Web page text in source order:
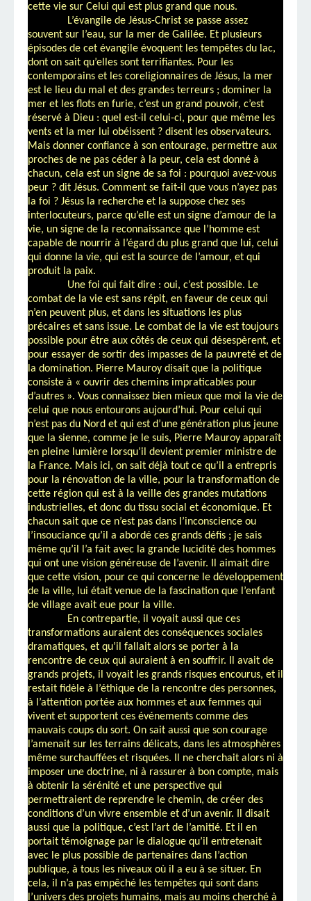
cette vie sur Celui qui est plus grand que nous.
L’évangile de Jésus-Christ se passe assez
souvent sur l’eau, sur la mer de Galilée. Et plusieurs
épisodes de cet évangile évoquent les tempêtes du lac,
dont on sait qu’elles sont terrifiantes. Pour les
contemporains et les coreligionnaires de Jésus, la mer
est le lieu du mal et des grandes terreurs ; dominer la
mer et les flots en furie, c’est un grand pouvoir, c’est
réservé à Dieu : quel est-il celui-ci, pour que même les
vents et la mer lui obéissent ? disent les observateurs.
Mais donner confiance à son entourage, permettre aux
proches de ne pas céder à la peur, cela est donné à
chacun, cela est un signe de sa foi : pourquoi avez-vous
peur ? dit Jésus. Comment se fait-il que vous n’ayez pas
la foi ? Jésus la recherche et la suppose chez ses
interlocuteurs, parce qu’elle est un signe d’amour de la
vie, un signe de la reconnaissance que l’homme est
capable de nourrir à l’égard du plus grand que lui, celui
qui donne la vie, qui est la source de l’amour, et qui
produit la paix.
Une foi qui fait dire : oui, c’est possible. Le
combat de la vie est sans répit, en faveur de ceux qui
n’en peuvent plus, et dans les situations les plus
précaires et sans issue. Le combat de la vie est toujours
possible pour être aux côtés de ceux qui désespèrent, et
pour essayer de sortir des impasses de la pauvreté et de
la domination. Pierre Mauroy disait que la politique
consiste à « ouvrir des chemins impraticables pour
d’autres ». Vous connaissez bien mieux que moi la vie de
celui que nous entourons aujourd’hui. Pour celui qui
n’est pas du Nord et qui est d’une génération plus jeune
que la sienne, comme je le suis, Pierre Mauroy apparaît
en pleine lumière lorsqu’il devient premier ministre de
la France. Mais ici, on sait déjà tout ce qu’il a entrepris
pour la rénovation de la ville, pour la transformation de
cette région qui est à la veille des grandes mutations
industrielles, et donc du tissu social et économique. Et
chacun sait que ce n’est pas dans l’inconscience ou
l’insouciance qu’il a abordé ces grands défis ; je sais
même qu’il l’a fait avec la grande lucidité des hommes
qui ont une vision généreuse de l’avenir. Il aimait dire
que cette vision, pour ce qui concerne le développement
de la ville, lui était venue de la fascination que l’enfant
de village avait eue pour la ville.
En contrepartie, il voyait aussi que ces
transformations auraient des conséquences sociales
dramatiques, et qu’il fallait alors se porter à la
rencontre de ceux qui auraient à en souffrir. Il avait de
grands projets, il voyait les grands risques encourus, et il
restait fidèle à l’éthique de la rencontre des personnes,
à l’attention portée aux hommes et aux femmes qui
vivent et supportent ces événements comme des
mauvais coups du sort. On sait aussi que son courage
l’amenait sur les terrains délicats, dans les atmosphères
même surchauffées et risquées. Il ne cherchait alors ni à
imposer une doctrine, ni à rassurer à bon compte, mais
à obtenir la sérénité et une perspective qui
permettraient de reprendre le chemin, de créer des
conditions d’un vivre ensemble et d’un avenir. Il disait
aussi que la politique, c’est l’art de l’amitié. Et il en
portait témoignage par le dialogue qu’il entretenait
avec le plus possible de partenaires dans l’action
publique, à tous les niveaux où il a eu à se situer. En
cela, il n’a pas empêché les tempêtes qui sont dans
l’univers des projets humains, mais au moins cherché à